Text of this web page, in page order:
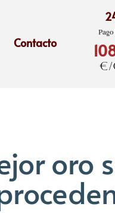
Contacto
oro